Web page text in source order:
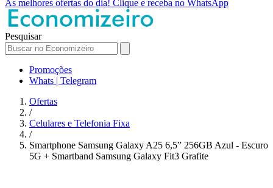
As melhores ofertas do dia! Clique e receba no WhatsApp
Pesquisar
Promoções
Whats | Telegram
Ofertas
/
Celulares e Telefonia Fixa
/
Smartphone Samsung Galaxy A25 6,5” 256GB Azul - Escuro
5G + Smartband Samsung Galaxy Fit3 Grafite